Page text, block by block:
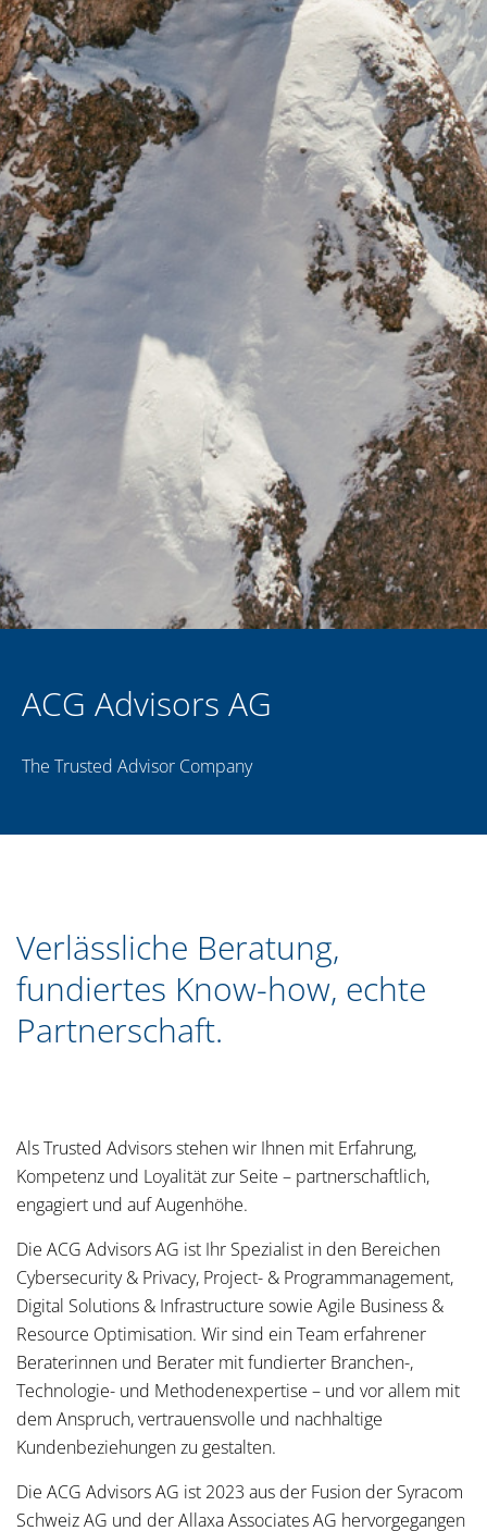
ACG Advisors AG
The Trusted Advisor Company
Verlässliche Beratung,
fundiertes Know-how, echte
Partnerschaft.
Als Trusted Advisors stehen wir Ihnen mit Erfahrung,
Kompetenz und Loyalität zur Seite – partnerschaftlich,
engagiert und auf Augenhöhe.
Die ACG Advisors AG ist Ihr Spezialist in den Bereichen
Cybersecurity & Privacy, Project- & Programmanagement,
Digital Solutions & Infrastructure sowie Agile Business &
Resource Optimisation. Wir sind ein Team erfahrener
Beraterinnen und Berater mit fundierter Branchen-,
Technologie- und Methodenexpertise – und vor allem mit
dem Anspruch, vertrauensvolle und nachhaltige
Kundenbeziehungen zu gestalten.
Die ACG Advisors AG ist 2023 aus der Fusion der Syracom
Schweiz AG und der Allaxa Associates AG hervorgegangen